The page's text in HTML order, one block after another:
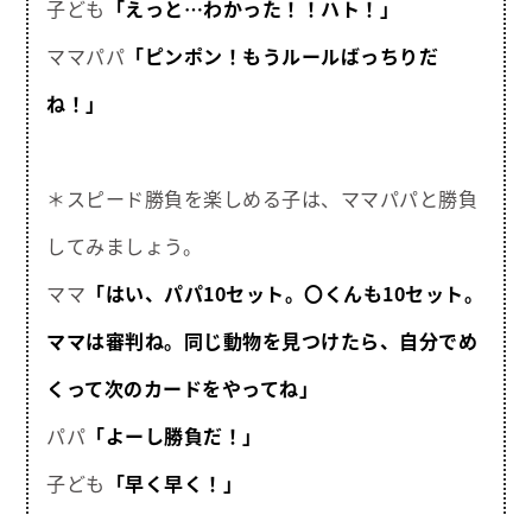
子ども 「えっと…わかった！！ハト！」
ママパパ 「ピンポン！もうルールばっちりだ
ね！」
＊スピード勝負を楽しめる子は、ママパパと勝負
してみましょう。
ママ 「はい、パパ10セット。〇くんも10セット。
ママは審判ね。同じ動物を見つけたら、自分でめ
くって次のカードをやってね」
パパ 「よーし勝負だ！」
子ども 「早く早く！」